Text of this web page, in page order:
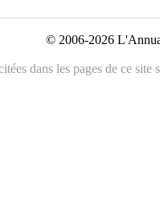
© 2006-2026
dans les pages de ce